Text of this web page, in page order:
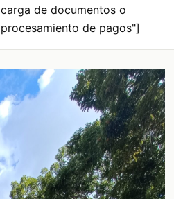
carga de documentos o
procesamiento de pagos"]